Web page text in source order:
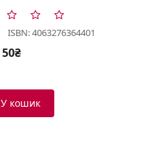
ISBN: 4063276364401
50₴
У кошик